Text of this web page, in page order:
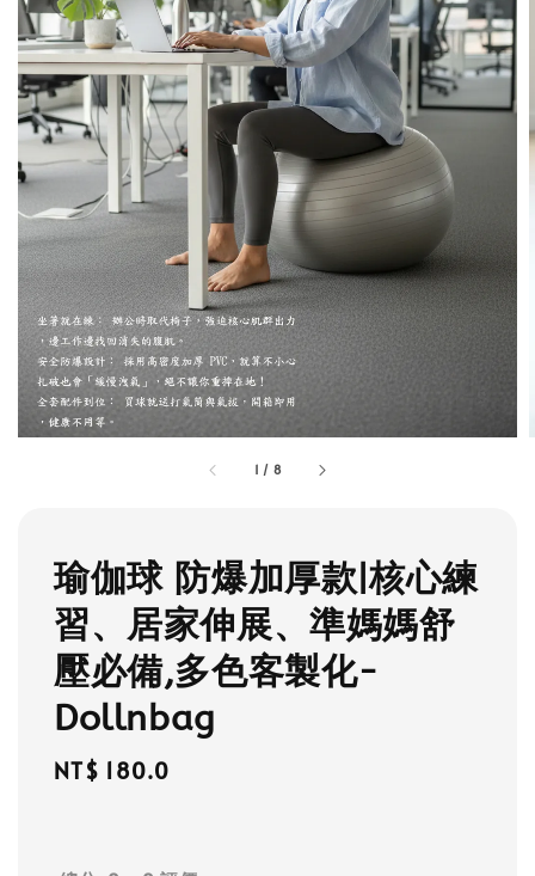
1 / 8
瑜伽球 防爆加厚款|核心練
習、居家伸展、準媽媽舒
壓必備,多色客製化-
Dollnbag
Regular
NT$ 180.0